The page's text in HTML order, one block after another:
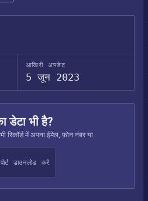
आखिरी अपडेट
5 जून 2023
डेटा भी है?
रिकॉर्ड में अपना ईमेल, फ़ोन नंबर या
डाउनलोड करें